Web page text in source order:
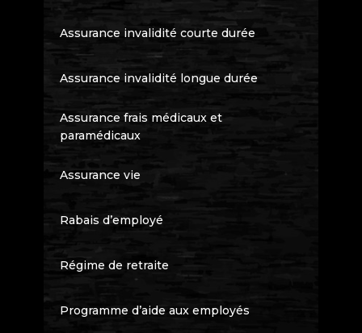
Assurance invalidité courte durée
Assurance invalidité longue durée
Assurance frais médicaux et
paramédicaux
Assurance vie
Rabais d’employé
Régime de retraite
Programme d’aide aux employés